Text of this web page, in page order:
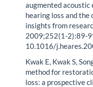
augmented acoustic
hearing loss and
insights from
2009;252(1-2):89-
10.1016/
Kwak E, Kwak S,
method for
loss: a prospective